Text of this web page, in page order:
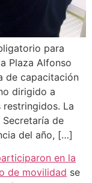
para
Plaza Alfonso
de capacitación
dirigido a
La
Secretaría de
del año, […]
en la
de movilidad se